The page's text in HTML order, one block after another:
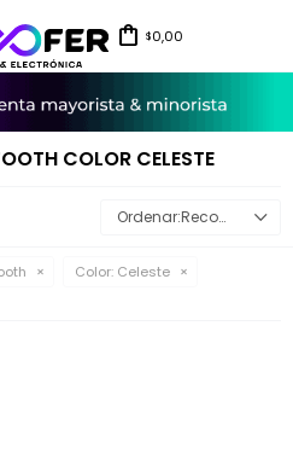
$0,00
COLOR CELESTE
Recomendados
Color: Celeste